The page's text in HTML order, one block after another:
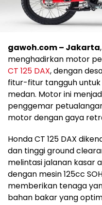
gawoh.com – Jakarta
menghadirkan motor
CT 125 DAX, dengan
fitur-fitur tangguh
medan. Motor ini
penggemar
motor dengan gaya
Honda CT 125 DAX
dan tinggi ground
melintasi jalanan kasar
dengan mesin 125cc
memberikan tenaga
bahan bakar yang